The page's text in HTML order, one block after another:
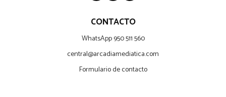
CONTACTO
WhatsApp 950 511 560
central@arcadiamediatica.com
Formulario de contacto